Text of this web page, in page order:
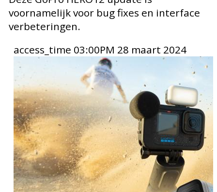
voornamelijk voor bug fixes en interface
verbeteringen.
access_time 03:00PM 28 maart 2024